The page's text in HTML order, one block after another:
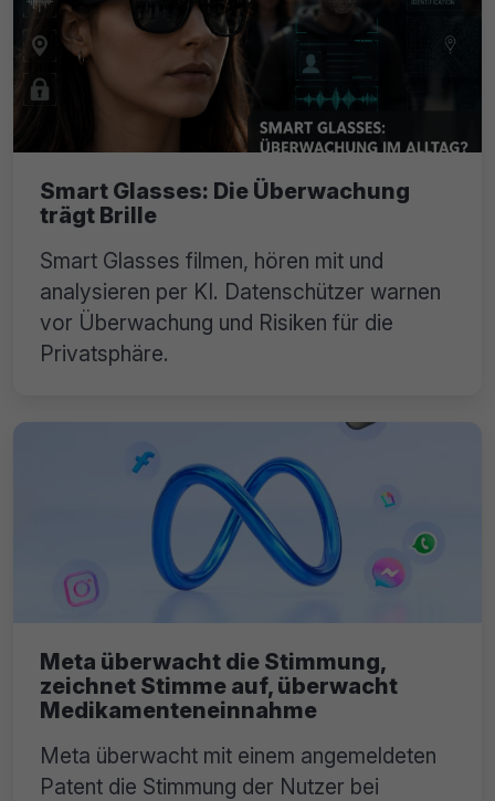
Smart Glasses: Die Überwachung
trägt Brille
Smart Glasses filmen, hören mit und
analysieren per KI. Datenschützer warnen
vor Überwachung und Risiken für die
Privatsphäre.
Meta überwacht die Stimmung,
zeichnet Stimme auf, überwacht
Medikamenteneinnahme
Meta überwacht mit einem angemeldeten
Patent die Stimmung der Nutzer bei